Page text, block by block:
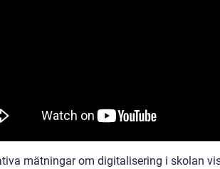
mätningar om digitalisering i skolan